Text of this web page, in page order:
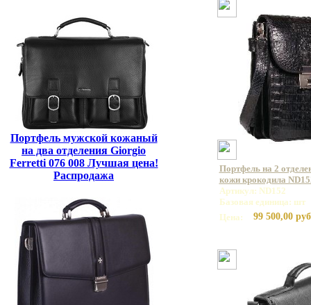
Портфель мужской кожаный
на два отделения Giorgio
Ferretti 076 008 Лучшая цена!
Распродажа
Портфель на 2
кожи крокодила
Артикул: ND152
Базовая единица: шт
Цена:
99 500,00